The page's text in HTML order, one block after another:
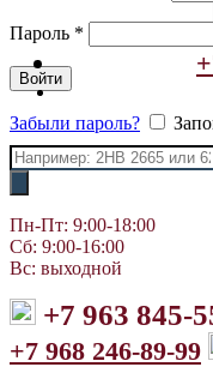
Пароль *
Войти
Забыли пароль?
Поиск
товаров
Пн-Пт: 9:00-18:00
Сб: 9:00-16:00
Вс: выходной
+7 963 845-
+7 968 246-89-99